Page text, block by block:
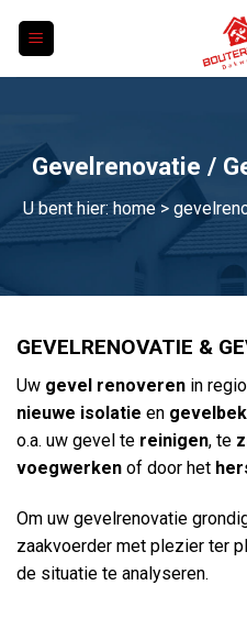
Gevelrenovatie /
U bent hier: home >
GEVELRENOVATIE &
Uw gevel renoveren in
nieuwe isolatie en
o.a. uw gevel te reinigen, te
voegwerken of door het
Om uw gevelrenovatie
zaakvoerder met plezier ter
de situatie te analyseren.